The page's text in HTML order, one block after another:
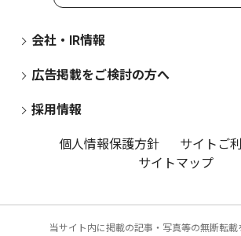
会社・IR情報
広告掲載をご検討の方へ
採用情報
個人情報保護方針
サイトご
サイトマップ
当サイト内に掲載の記事・写真等の無断転載